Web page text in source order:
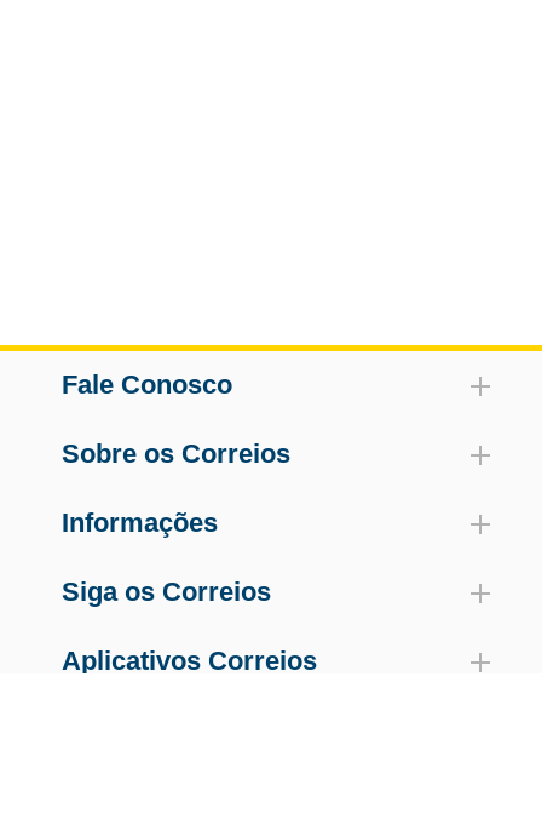
Fale Conosco
Sobre os Correios
Informações
Siga os Correios
Aplicativos Correios